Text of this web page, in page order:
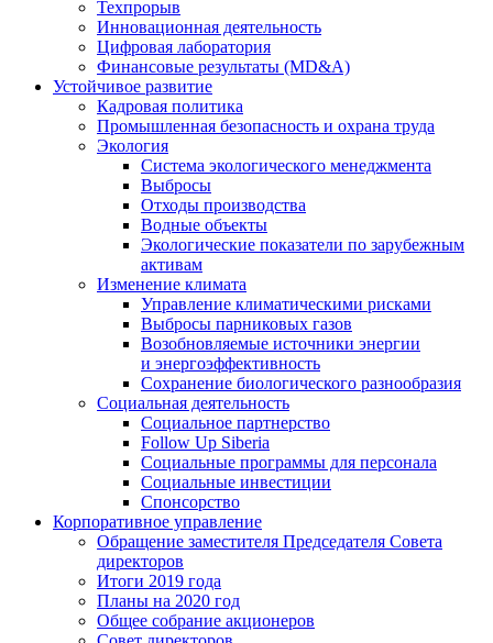
Техпрорыв
Инновационная деятельность
Цифровая лаборатория
Финансовые результаты (MD&A)
Устойчивое развитие
Кадровая политика
Промышленная безопасность и охрана труда
Экология
Система экологического менеджмента
Выбросы
Отходы производства
Водные объекты
Экологические показатели по зарубежным
активам
Изменение климата
Управление климатическими рисками
Выбросы парниковых газов
Возобновляемые источники энергии
и энергоэффективность
Сохранение биологического разнообразия
Социальная деятельность
Социальное партнерство
Follow Up Siberia
Социальные программы для персонала
Социальные инвестиции
Спонсорство
Корпоративное управление
Обращение заместителя Председателя Совета
директоров
Итоги 2019 года
Планы на 2020 год
Общее собрание акционеров